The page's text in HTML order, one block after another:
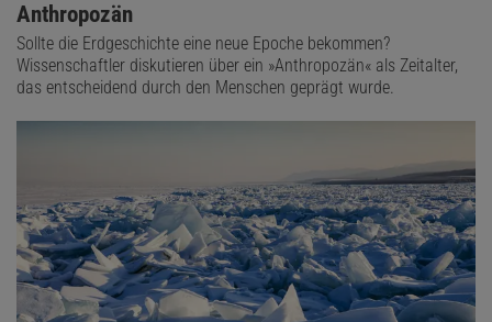
Anthropozän
Sollte die Erdgeschichte eine neue Epoche bekommen?
Wissenschaftler diskutieren über ein »Anthropozän« als Zeitalter,
das entscheidend durch den Menschen geprägt wurde.